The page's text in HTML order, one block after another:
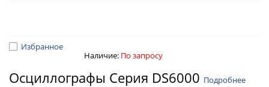
Избранное
Наличие: По запросу
Осциллографы Серия DS6000 Подробнее